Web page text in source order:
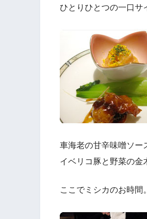
ひとりひとつの一口サ
車海老の甘辛味噌ソ
イベリコ豚と野菜の金
ここでミシカのお時間